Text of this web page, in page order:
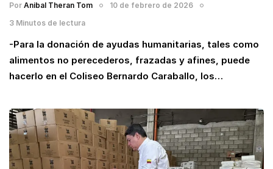
Por Anibal Theran Tom
10 de febrero de 2026
3 Minutos de lectura
-Para la donación de ayudas humanitarias, tales como
alimentos no perecederos, frazadas y afines, puede
hacerlo en el Coliseo Bernardo Caraballo, los…